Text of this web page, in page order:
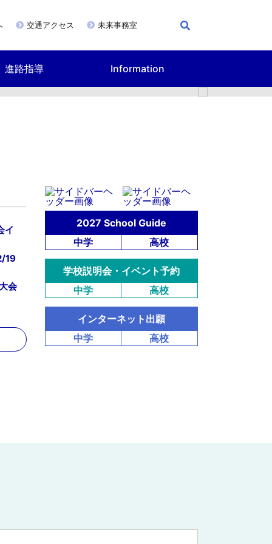
交通アクセス 未来事務室
進路指導 Information
2027 School Guide
中学
高校
学校説明会・イベント予約
中学
高校
インターネット出願
中学
高校
イ
19
会